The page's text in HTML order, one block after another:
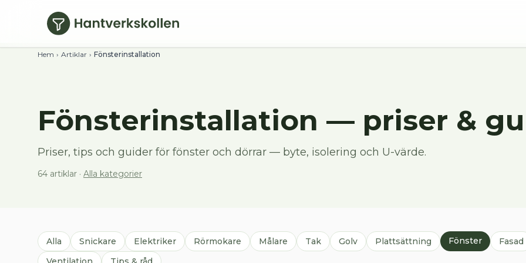
Hoppa till huvudinnehåll
Hem › Artiklar › Fönsterinstallation
Fönsterinstallation — priser &
Priser, tips och guider för fönster och dörrar — byte, isolering och U-värde.
64 artiklar · Alla kategorier
Alla Snickare Elektriker Rörmokare Målare Tak Golv Plattsättning Fönster
Fasad